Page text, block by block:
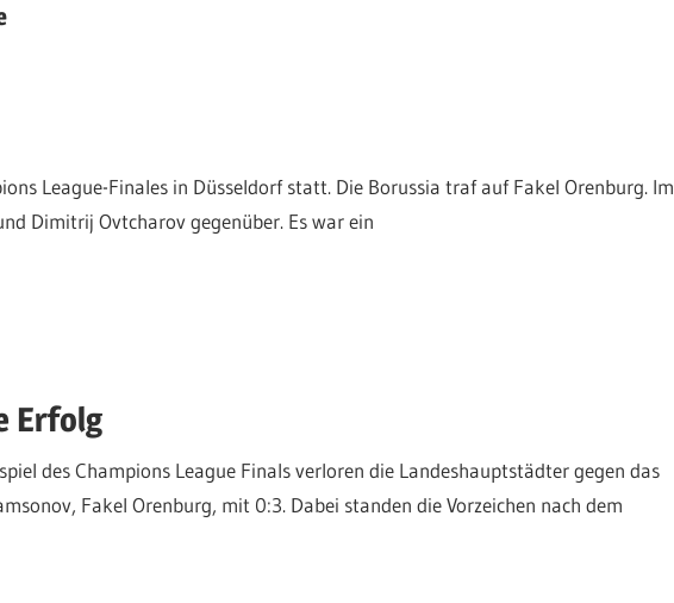
League-Finales in Düsseldorf statt. Die Borussia traf auf Fakel Orenburg. Im
Dimitrij Ovtcharov gegenüber. Es war ein
Erfolg
des Champions League Finals verloren die Landeshauptstädter gegen das
Fakel Orenburg, mit 0:3. Dabei standen die Vorzeichen nach dem